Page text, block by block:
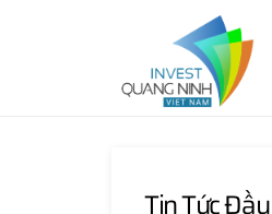
Tin Tức